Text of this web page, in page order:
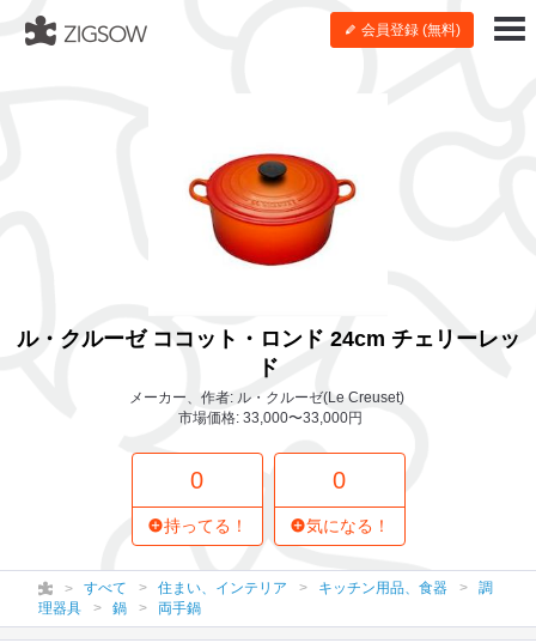
会員登録 (無料)
ル・クルーゼ ココット・ロンド 24cm チェリーレッ
ド
メーカー、作者: ル・クルーゼ(Le Creuset)
市場価格: 33,000〜33,000円
0
持ってる！
0
気になる！
すべて 住まい、インテリア キッチン用品、食器
調
理器具
鍋 両手鍋